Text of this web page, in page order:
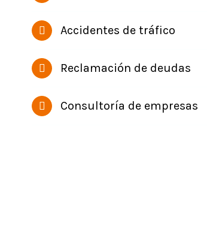
Accidentes de tráfico
Reclamación de deudas
Consultoría de empresas